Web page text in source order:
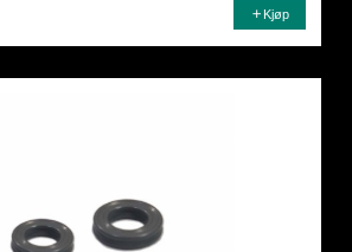
Kjøp